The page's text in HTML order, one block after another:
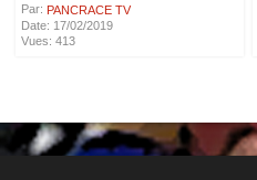
Par: PANCRACE TV
Date: 17/02/2019
Vues: 413